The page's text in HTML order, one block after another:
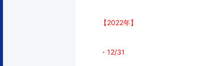
【2022年】
・12/31